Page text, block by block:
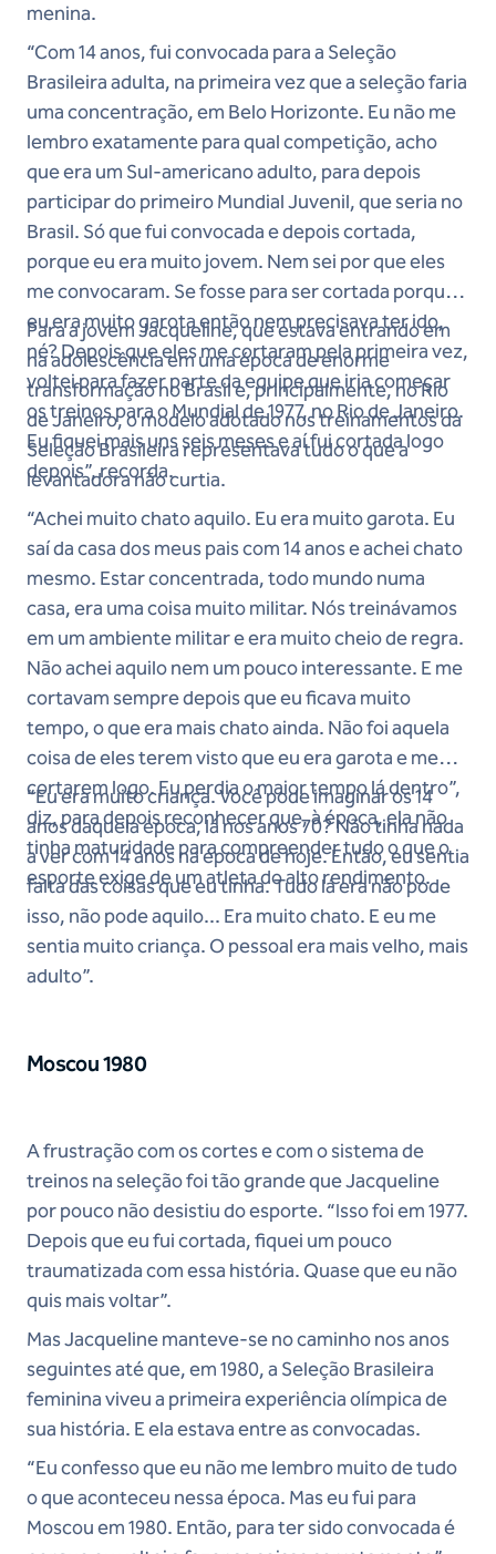
menina.
“Com 14 anos, fui convocada para a Seleção
Brasileira adulta, na primeira vez que a seleção faria
uma concentração, em Belo Horizonte. Eu não me
lembro exatamente para qual competição, acho
que era um Sul-americano adulto, para depois
participar do primeiro Mundial Juvenil, que seria no
Brasil. Só que fui convocada e depois cortada,
porque eu era muito jovem. Nem sei por que eles
me convocaram. Se fosse para ser cortada porque
eu era muito garota então nem precisava ter ido,
né? Depois que eles me cortaram pela primeira vez,
voltei para fazer parte da equipe que iria começar
os treinos para o Mundial de 1977, no Rio de Janeiro.
Eu fiquei mais uns seis meses e aí fui cortada logo
depois”, recorda.
Para a jovem Jacqueline, que estava entrando em
na adolescência em uma época de enorme
transformação no Brasil e, principalmente, no Rio
de Janeiro, o modelo adotado nos treinamentos da
Seleção Brasileira representava tudo o que a
levantadora não curtia.
“Achei muito chato aquilo. Eu era muito garota. Eu
saí da casa dos meus pais com 14 anos e achei chato
mesmo. Estar concentrada, todo mundo numa
casa, era uma coisa muito militar. Nós treinávamos
em um ambiente militar e era muito cheio de regra.
Não achei aquilo nem um pouco interessante. E me
cortavam sempre depois que eu ficava muito
tempo, o que era mais chato ainda. Não foi aquela
coisa de eles terem visto que eu era garota e me
cortarem logo. Eu perdia o maior tempo lá dentro”,
diz, para depois reconhecer que, à época, ela não
tinha maturidade para compreender tudo o que o
esporte exige de um atleta do alto rendimento.
“Eu era muito criança. Você pode imaginar os 14
anos daquela época, lá nos anos 70? Não tinha nada
a ver com 14 anos na época de hoje. Então, eu sentia
falta das coisas que eu tinha. Tudo lá era não pode
isso, não pode aquilo... Era muito chato. E eu me
sentia muito criança. O pessoal era mais velho, mais
adulto”.
Moscou 1980
A frustração com os cortes e com o sistema de
treinos na seleção foi tão grande que Jacqueline
por pouco não desistiu do esporte. “Isso foi em 1977.
Depois que eu fui cortada, fiquei um pouco
traumatizada com essa história. Quase que eu não
quis mais voltar”.
Mas Jacqueline manteve-se no caminho nos anos
seguintes até que, em 1980, a Seleção Brasileira
feminina viveu a primeira experiência olímpica de
sua história. E ela estava entre as convocadas.
“Eu confesso que eu não me lembro muito de tudo
o que aconteceu nessa época. Mas eu fui para
Moscou em 1980. Então, para ter sido convocada é